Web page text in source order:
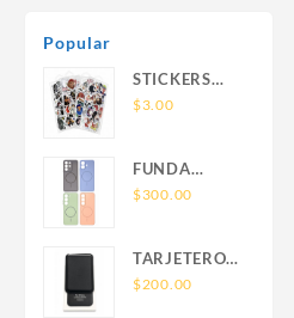
Popular
STICKERS
UNIVERSALES
$3.00
FUNDA
NOVA SAM
SIN SOPORTE
MAGNETICO
$300.00
TARJETERO
SIN SOPORTE
$200.00